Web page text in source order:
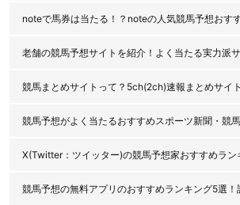
noteで馬券は当たる！？noteの人気競馬予想おす
競馬まとめサイトって？5ch(2ch)速報まとめサイ
X(Twitter：ツイッター)の競馬予想家おすすめラン
競馬予想の無料アプリのおすすめランキング5選！